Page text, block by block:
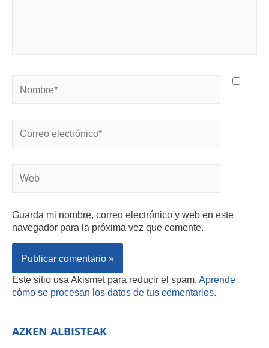
Guarda mi nombre, correo electrónico y web en este
navegador para la próxima vez que comente.
Este sitio usa Akismet para reducir el spam. Aprende
cómo se procesan los datos de tus comentarios.
AZKEN ALBISTEAK